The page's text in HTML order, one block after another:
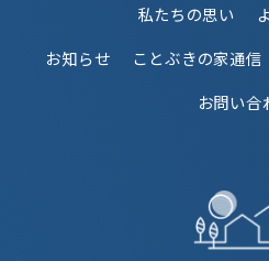
私たちの思い
お知らせ
ことぶきの家通信
お問い合